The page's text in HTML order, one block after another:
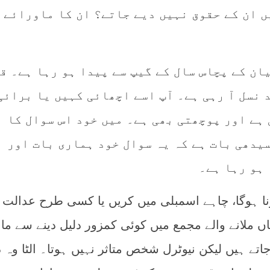
ان کے حقوق نہیں دیے جاتے؟ ان کا ماورائے
کے پچاس سال کے گیپ سے پیدا ہو رہا ہے۔
نسل آ رہی ہے۔ آپ اسے اچھائی کہیں یا
اور پوچھتی بھی ہے۔ میں خود اس سوال کا
بات ہے کہ یہ سوال خود ہماری بات اور
رہا ہے۔
ہوگا، چاہے اسمبلی میں کریں یا کسی طرح عدالت
ملانے والے مجمع میں کوئی کمزور دلیل دینے سے
ہیں لیکن نیوٹرل شخص متاثر نہیں ہوتا۔ الٹا وہ